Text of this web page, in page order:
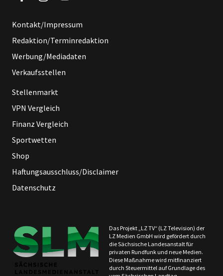
Kontakt/Impressum
Redaktion/Terminredaktion
Werbung/Mediadaten
Verkaufsstellen
Stellenmarkt
VPN Vergleich
Finanz Vergleich
Sportwetten
Shop
Haftungsausschluss/Disclaimer
Datenschutz
Das Projekt „LZ TV“ (LZ Television) der
LZ Medien GmbH wird gefördert durch
die Sächsische Landesanstalt für
privaten Rundfunk und neue Medien.
Diese Maßnahme wird mitfinanziert
durch Steuermittel auf Grundlage des